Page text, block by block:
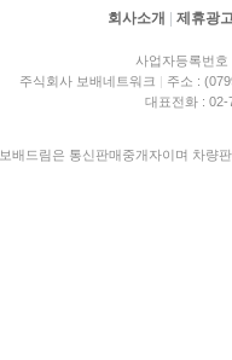
회사소개 제휴광
사업자등록번
주식회사 보배네트워크 | 주소 :
대표전화 : 02-
보배드림은 통신판매중개자이며 차량